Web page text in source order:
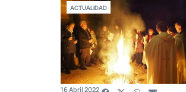
ACTUALIDAD
16 Abril 2022